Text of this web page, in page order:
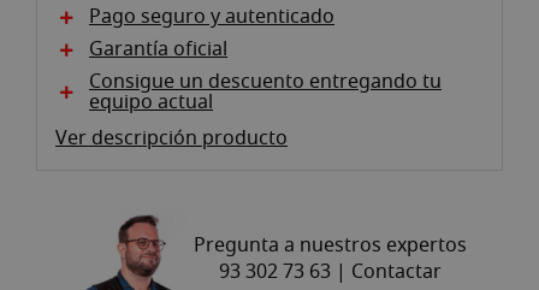
Pago seguro y autenticado
Garantía oficial
Consigue un descuento entregando tu
equipo actual
Ver descripción producto
Pregunta a nuestros expertos
93 302 73 63 | Contactar